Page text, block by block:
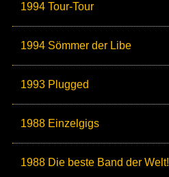
1994 Tour-Tour
1994 Sömmer der Libe
1993 Plugged
1988 Einzelgigs
1988 Die beste Band der Welt!